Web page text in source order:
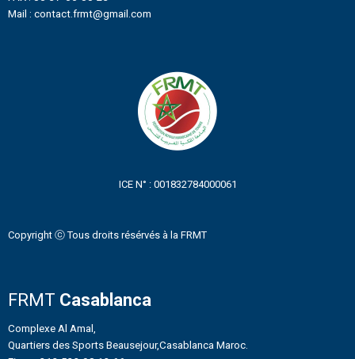
Mail : contact.frmt@gmail.com
ICE N° : 001832784000061
Copyright ⓒ Tous droits résérvés à la FRMT
FRMT Casablanca
Complexe Al Amal,
Quartiers des Sports Beausejour,Casablanca Maroc.